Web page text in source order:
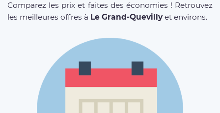
Comparez les prix et faites des économies ! Retrouvez
les meilleures offres à Le Grand-Quevillyet environs.